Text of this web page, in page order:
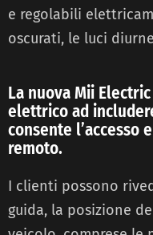
e regolabili
oscurati, le luci
La nuova Mii
elettrico ad
consente l’accesso
remoto.
I clienti possono
guida, la posizione